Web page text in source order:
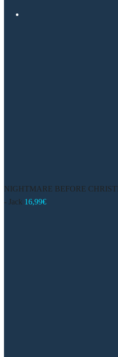
NIGHTMARE BEFORE
- Jack 16,99€